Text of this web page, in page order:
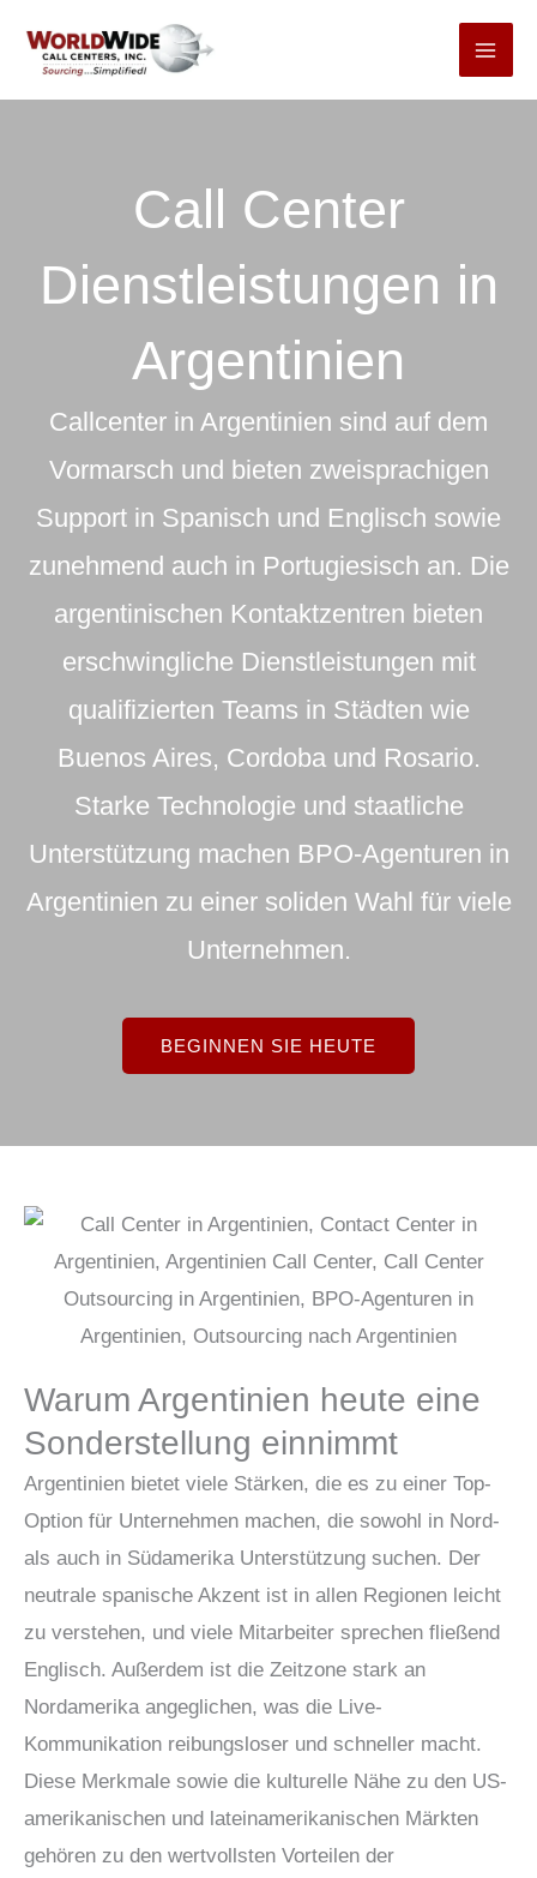
Inhalt
Call Center
Dienstleistungen in
Argentinien
Callcenter in Argentinien sind auf dem
Vormarsch und bieten zweisprachigen
Support in Spanisch und Englisch sowie
zunehmend auch in Portugiesisch an. Die
argentinischen Kontaktzentren bieten
erschwingliche Dienstleistungen mit
qualifizierten Teams in Städten wie
Buenos Aires, Cordoba und Rosario.
Starke Technologie und staatliche
Unterstützung machen BPO-Agenturen in
Argentinien zu einer soliden Wahl für viele
Unternehmen.
BEGINNEN SIE HEUTE
Warum Argentinien heute eine
Sonderstellung einnimmt
Argentinien bietet viele Stärken, die es zu einer Top-
Option für Unternehmen machen, die sowohl in Nord-
als auch in Südamerika Unterstützung suchen. Der
neutrale spanische Akzent ist in allen Regionen leicht
zu verstehen, und viele Mitarbeiter sprechen fließend
Englisch. Außerdem ist die Zeitzone stark an
Nordamerika angeglichen, was die Live-
Kommunikation reibungsloser und schneller macht.
Diese Merkmale sowie die kulturelle Nähe zu den US-
amerikanischen und lateinamerikanischen Märkten
gehören zu den wertvollsten Vorteilen der